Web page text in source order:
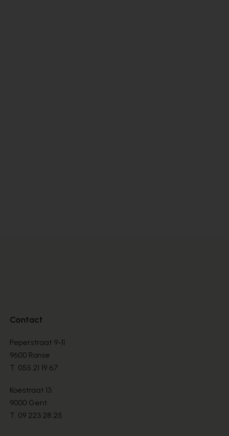
Contact
Peperstraat 9-11
9600 Ronse
T. 055 21 19 67
Koestraat 13
9000 Gent
T. 09 223 28 25